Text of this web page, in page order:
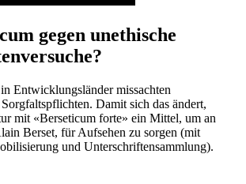
gegen unethische
Entwicklungsländer missachten
Damit sich das ändert,
mit «Berseticum forte» ein Mittel, um an
Berset, für Aufsehen zu sorgen (mit
und Unterschriftensammlung).